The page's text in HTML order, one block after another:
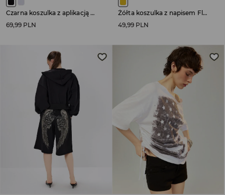
Czarna koszulka z aplikacją flagi UK
69,99 PLN
Żółta koszulka z napisem Flop Era
49,99 PLN